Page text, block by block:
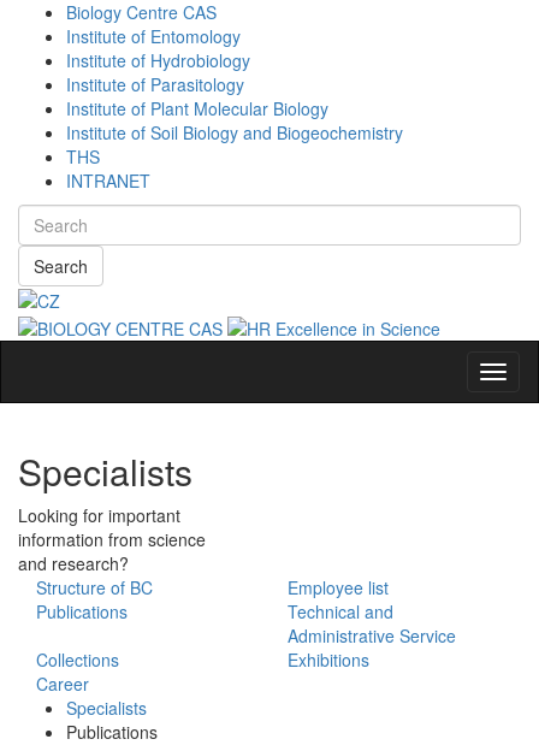
Biology Centre CAS
Institute of Entomology
Institute of Hydrobiology
Institute of Parasitology
Institute of Plant Molecular Biology
Institute of Soil Biology and Biogeochemistry
THS
INTRANET
Search
Specialists
Looking for important
information from science
and research?
Structure of BC
Employee list
Publications
Technical and
Administrative Service
Collections
Exhibitions
Career
Specialists
Publications